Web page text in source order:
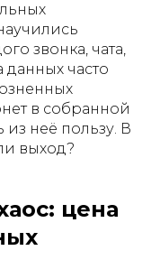
звонка, чата,
данных часто
в собранной
неё пользу. В
выход?
цена